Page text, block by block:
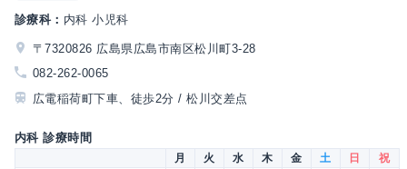
診療科： 内科 小児科
〒7320826 広島県広島市南区松川町3-28
082-262-0065
広電稲荷町下車、徒歩2分 / 松川交差点
内科 診療時間
月 火 水 木 金 土 日
祝